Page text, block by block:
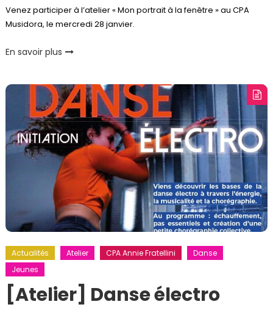
Venez participer à l’atelier « Mon portrait à la fenêtre » au CPA
Musidora, le mercredi 28 janvier.
En savoir plus
Actualités Atelier CPA Annie Fratellini
Danse
Jeunes
[Atelier] Danse électro